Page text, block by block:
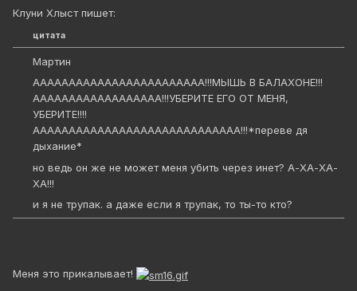
Клуни Хлыст пишет:
цитата
Мартин
АААААААААААААААААААААААА!!!МЫШЬ В БАЛАХОНЕ!!!
АААААААААААААААААА!!!УБЕРИТЕ ЕГО ОТ МЕНЯ,
УБЕРИТЕ!!!!
ААААААААААААААААААААААААААААА!!!*переве дя
дыхание*
но ведь он же не может меня убить через инет? А-ХА-ХА-
ХА!!!
и я не трупак. а даже если я трупак, то ты-то кто?
Меня это прикалывает!